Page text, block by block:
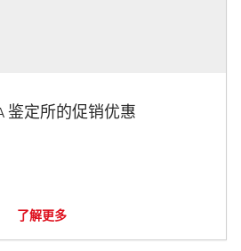
鉴定所的促销优惠
了解更多